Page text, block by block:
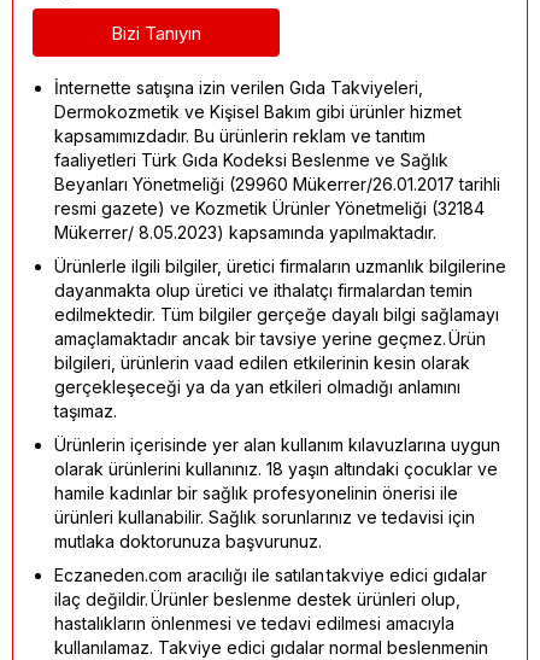
Bizi Tanıyın
İnternette satışına izin verilen Gıda Takviyeleri,
Dermokozmetik ve Kişisel Bakım gibi ürünler hizmet
kapsamımızdadır. Bu ürünlerin reklam ve tanıtım
faaliyetleri Türk Gıda Kodeksi Beslenme ve Sağlık
Beyanları Yönetmeliği (29960 Mükerrer/26.01.2017 tarihli
resmi gazete) ve Kozmetik Ürünler Yönetmeliği (32184
Mükerrer/ 8.05.2023) kapsamında yapılmaktadır.
Ürünlerle ilgili bilgiler, üretici firmaların uzmanlık bilgilerine
dayanmakta olup üretici ve ithalatçı firmalardan temin
edilmektedir. Tüm bilgiler gerçeğe dayalı bilgi sağlamayı
amaçlamaktadır ancak bir tavsiye yerine geçmez. Ürün
bilgileri, ürünlerin vaad edilen etkilerinin kesin olarak
gerçekleşeceği ya da yan etkileri olmadığı anlamını
taşımaz.
Ürünlerin içerisinde yer alan kullanım kılavuzlarına uygun
olarak ürünlerini kullanınız. 18 yaşın altındaki çocuklar ve
hamile kadınlar bir sağlık profesyonelinin önerisi ile
ürünleri kullanabilir. Sağlık sorunlarınız ve tedavisi için
mutlaka doktorunuza başvurunuz.
Eczaneden.com aracılığı ile satılan takviye edici gıdalar
ilaç değildir. Ürünler beslenme destek ürünleri olup,
hastalıkların önlenmesi ve tedavi edilmesi amacıyla
kullanılamaz. Takviye edici gıdalar normal beslenmenin